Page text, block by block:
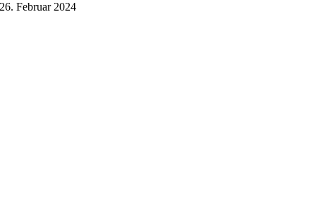
26. Februar 2024